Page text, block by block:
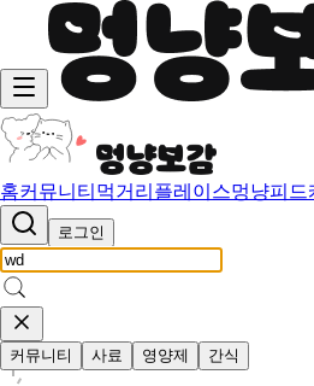
홈커뮤니티 먹거리 플레이스멍냥피드
로그인
커뮤니티 사료 영양제 간식